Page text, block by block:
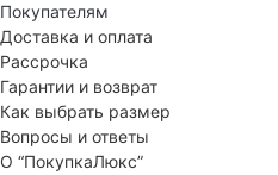
Покупателям
Доставка и оплата
Рассрочка
Гарантии и возврат
Как выбрать размер
Вопросы и ответы
О “ПокупкаЛюкс”